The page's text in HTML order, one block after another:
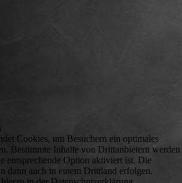
Cookies, um Besuchern ein optimales
Bestimmte Inhalte von Drittanbietern werden
entsprechende Option aktiviert ist. Die
dann auch in einem Drittland erfolgen.